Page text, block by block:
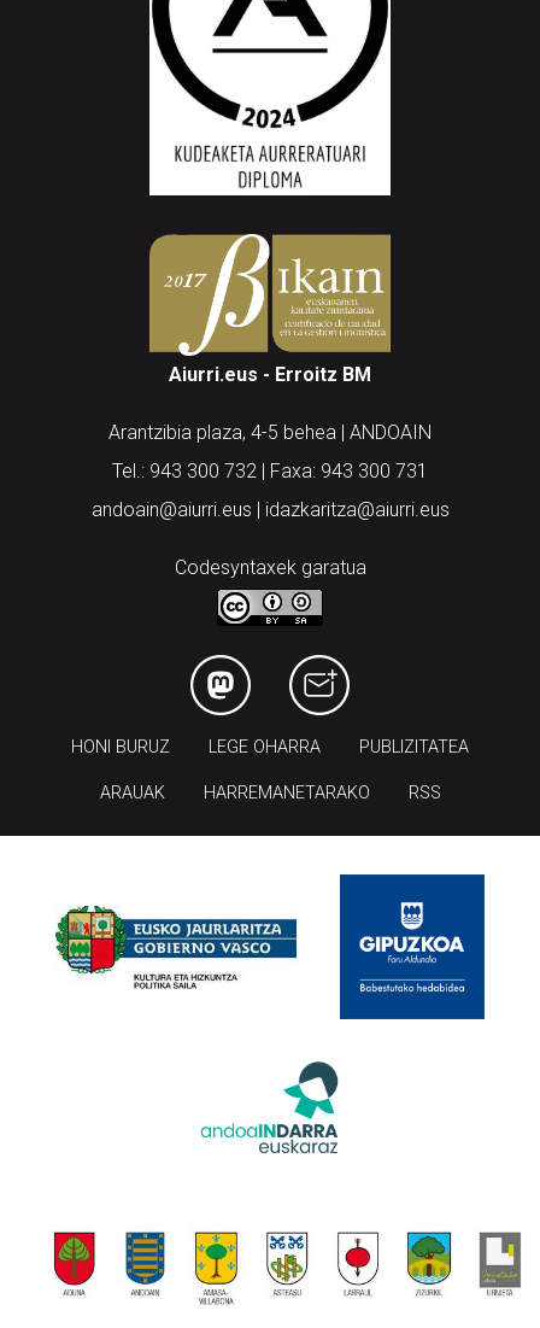
Aiurri.eus - Erroitz BM
Arantzibia plaza, 4-5 behea | ANDOAIN
Tel.: 943 300 732 | Faxa: 943 300 731
andoain@aiurri.eus | idazkaritza@aiurri.eus
Codesyntaxek garatua
HONI BURUZ LEGE OHARRA PUBLIZITATEA
ARAUAK HARREMANETARAKO RSS